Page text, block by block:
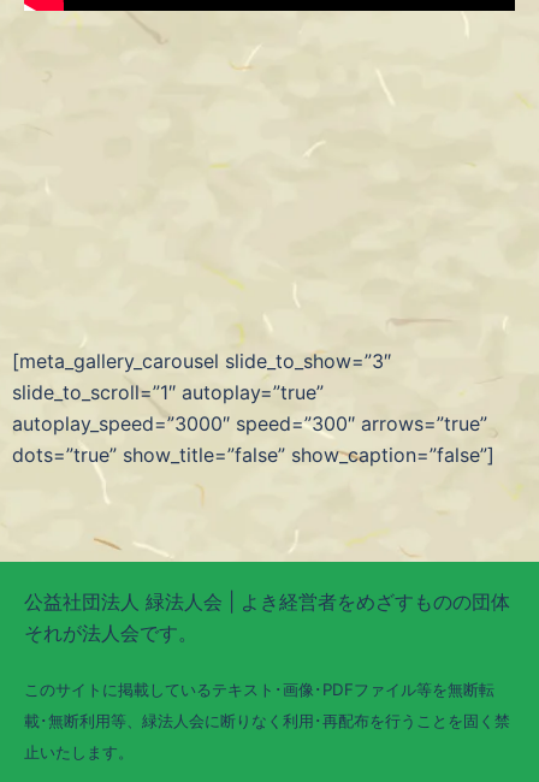
[meta_gallery_carousel slide_to_show=”3″
slide_to_scroll=”1″ autoplay=”true”
autoplay_speed=”3000″ speed=”300″ arrows=”true”
dots=”true” show_title=”false” show_caption=”false”]
公益社団法人 緑法人会 | よき経営者をめざすものの団体
それが法人会です。
このサイトに掲載しているテキスト･画像･PDFファイル等を無断転
載･無断利用等、緑法人会に断りなく利用･再配布を行うことを固く禁
止いたします。